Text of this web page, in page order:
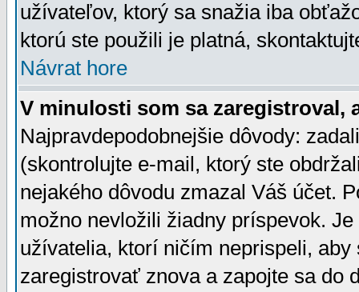
užívateľov, ktorý sa snažia iba
ktorú ste použili je platná,
Návrat hore
V minulosti som sa zaregistroval,
Najpravdepodobnejšie dôvody:
(skontrolujte e-mail, ktorý ste
nejakého dôvodu zmazal Váš účet.
možno nevložili žiadny príspevok.
užívatelia, ktorí ničím neprispeli,
zaregistrovať znova a zapojte sa do